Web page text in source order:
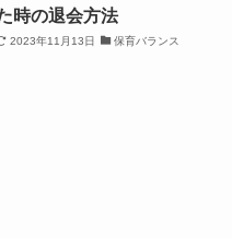
時の退会方法
2023年11月13日 保育バランス